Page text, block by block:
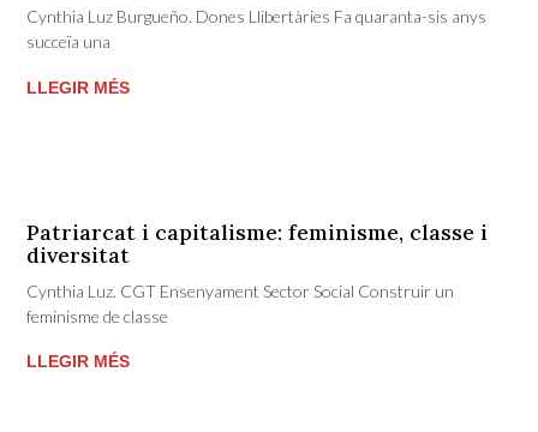
Cynthia Luz Burgueño. Dones Llibertàries Fa quaranta-sis anys
succeïa una
LLEGIR MÉS
Patriarcat i capitalisme: feminisme, classe i
diversitat
Cynthia Luz. CGT Ensenyament Sector Social Construir un
feminisme de classe
LLEGIR MÉS